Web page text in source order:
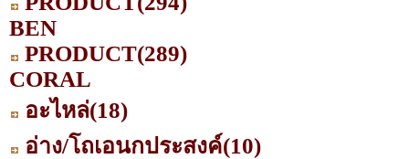
BEN
PRODUCT(289)
CORAL
อะไหล่(18)
อ่าง/โถเอนกประสงค์(10)